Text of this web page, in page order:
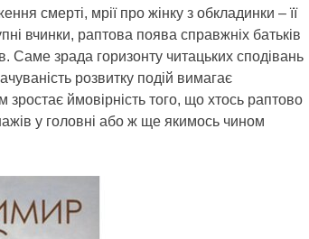
смерті, мрії про жінку з обкладинки – її
вчинки, раптова поява справжніх батьків
Саме зрада горизонту читацьких сподівань
розвитку подій вимагає
зростає ймовірність того, що хтось раптово
у головні або ж ще якимось чином